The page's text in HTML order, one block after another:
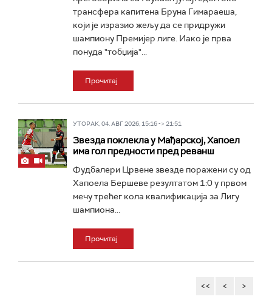
трансфера капитена Бруна Гимараеша,
који је изразио жељу да се придружи
шампиону Премијер лиге. Иако је прва
понуда "тобџија"...
Прочитај
УТОРАК, 04. АВГ 2026, 15:16 -> 21:51
Звезда поклекла у Мађарској, Хапоел
има гол предности пред реванш
Фудбалери Црвене звезде поражени су од
Хапоела Бершеве резултатом 1:0 у првом
мечу трећег кола квалификација за Лигу
шампиона...
Прочитај
<< < >